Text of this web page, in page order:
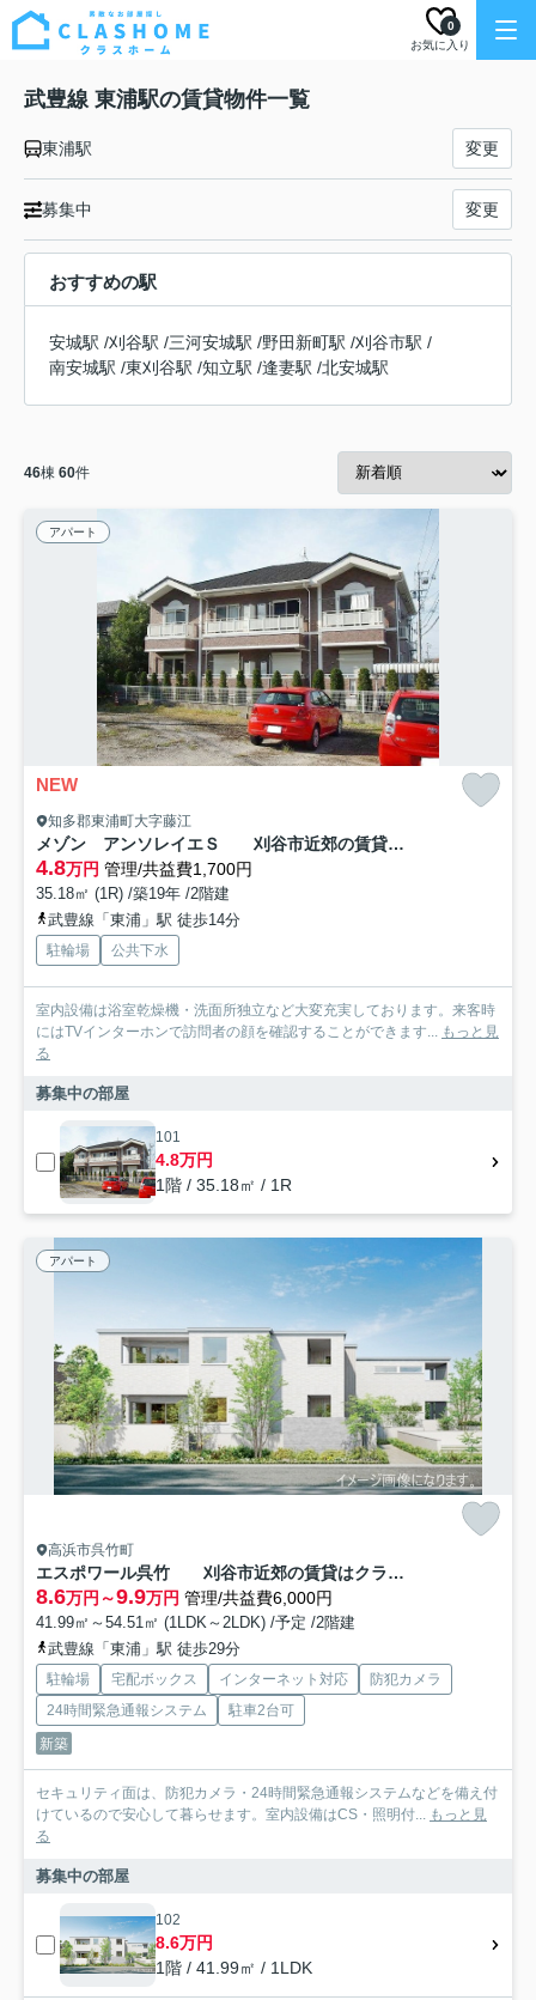
お気に入り
0
武豊線 東浦駅の賃貸物件一覧
東浦駅 変更
募集中 変更
おすすめの駅
安城駅 /刈谷駅 /三河安城駅 /野田新町駅 /刈谷市駅 /
南安城駅 /東刈谷駅 /知立駅 /逢妻駅 /北安城駅
46棟 60件
アパート
NEW
知多郡東浦町大字藤江
メゾン アンソレイエＳ 刈谷市近郊の賃貸ならクラスホーム刈谷店
4.8万円 管理/共益費1,700円
35.18㎡ (1R) /築19年 /2階建
武豊線「東浦」駅 徒歩14分
駐輪場 公共下水
室内設備は浴室乾燥機・洗面所独立など大変充実しております。来客時
にはTVインターホンで訪問者の顔を確認することができます... もっと見
る
募集中の部屋
101
4.8万円
1階 / 35.18㎡ / 1R
アパート
高浜市呉竹町
エスポワール呉竹 刈谷市近郊の賃貸はクラスホーム刈谷店
8.6万円～9.9万円 管理/共益費6,000円
41.99㎡～54.51㎡ (1LDK～2LDK) /予定 /2階建
武豊線「東浦」駅 徒歩29分
駐輪場 宅配ボックス インターネット対応
防犯カメラ
24時間緊急通報システム
駐車2台可
新築
セキュリティ面は、防犯カメラ・24時間緊急通報システムなどを備え付
けているので安心して暮らせます。室内設備はCS・照明付... もっと見
る
募集中の部屋
102
8.6万円
1階 / 41.99㎡ / 1LDK